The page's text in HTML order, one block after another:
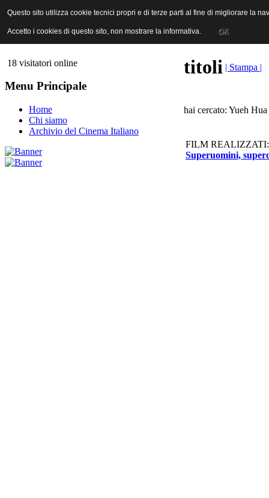
ANICA | Associazione Nazionale Industrie Cinematografiche
18 visitatori online
Menu Principale
Home
Chi siamo
Archivio del Cinema Italiano
titoli | Stampa |
hai cercato: Yueh
FILM REALIZZATI:
Superuomini,
Questo sito utilizza cookie tecnici propri e di terze parti al fine di migliorare la
Accetto i cookies di questo sito, non mostrare la informativa. OK
Questo sito utilizza cookie tecnici propri e di terze parti al fine di migliorare la
Accetto i cookies di questo sito, non mostrare la informativa. OK